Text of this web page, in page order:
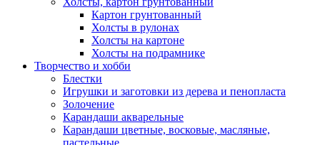
Картон грунтованный
Холсты в рулонах
Холсты на картоне
Холсты на подрамнике
Творчество и хобби
Блестки
Игрушки и заготовки из дерева и пенопласта
Золочение
Карандаши акварельные
Карандаши цветные, восковые, масляные,
пастельные